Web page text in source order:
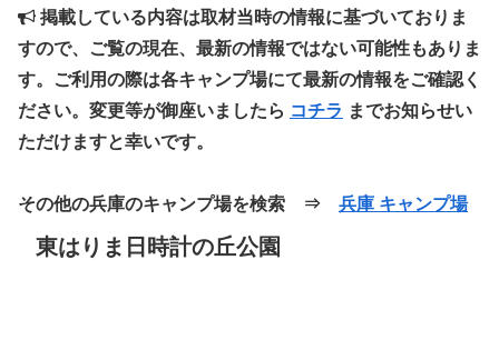
掲載している内容は取材当時の情報に基づいておりま
すので、ご覧の現在、最新の情報ではない可能性もありま
す。ご利用の際は各キャンプ場にて最新の情報をご確認く
ださい。変更等が御座いましたら コチラ までお知らせい
ただけますと幸いです。
その他の兵庫のキャンプ場を検索 ⇒ 兵庫 キャンプ場
東はりま日時計の丘公園